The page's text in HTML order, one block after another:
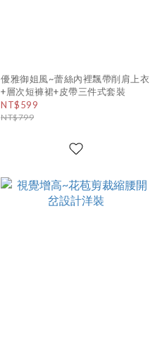
優雅御姐風~蕾絲內裡飄帶削肩上衣
+層次短褲裙+皮帶三件式套裝
NT$599
NT$799